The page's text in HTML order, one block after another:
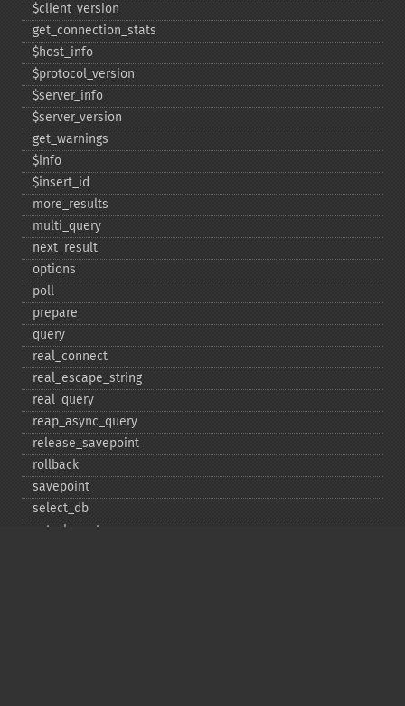
$client_​version
get_​connection_​stats
$host_​info
$protocol_​version
$server_​info
$server_​version
get_​warnings
$info
$insert_​id
more_​results
multi_​query
next_​result
options
poll
prepare
query
real_​connect
real_​escape_​string
real_​query
reap_​async_​query
release_​savepoint
rollback
savepoint
select_​db
set_​charset